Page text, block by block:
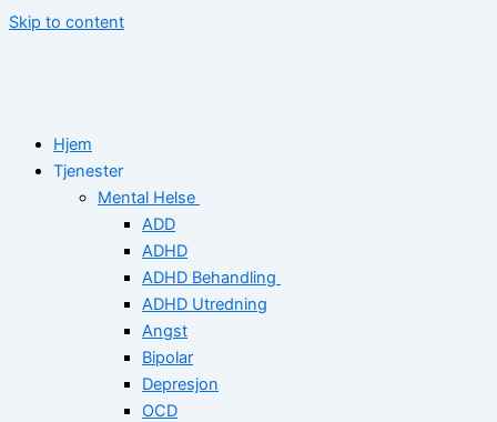
Skip to content
Hjem
Tjenester
Mental Helse
ADD
ADHD
ADHD Behandling
ADHD Utredning
Angst
Bipolar
Depresjon
OCD